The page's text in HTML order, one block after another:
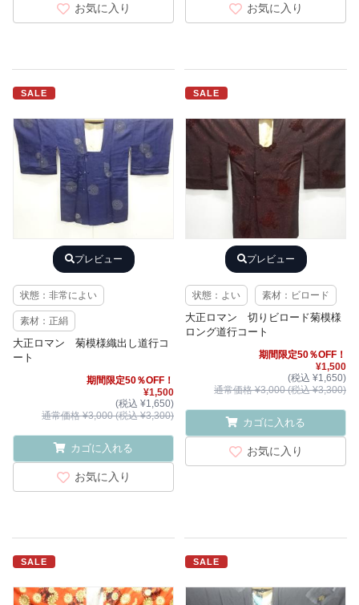
お気に入り お気に入り
SALE
プレビュー
状態：非常によい
素材：正絹
大正ロマン 菊模様織出し道行コ
ート
期間限定50％OFF！
¥1,500
(税込 ¥1,650)
通常価格 ¥3,000 (税込 ¥3,300)
カゴに入れる
お気に入り
SALE
プレビュー
状態：よい 素材：ビロード
大正ロマン 切りビロード菊模様
ロング道行コート
期間限定50％OFF！
¥1,500
(税込 ¥1,650)
通常価格 ¥3,000 (税込 ¥3,300)
カゴに入れる
お気に入り
SALE SALE